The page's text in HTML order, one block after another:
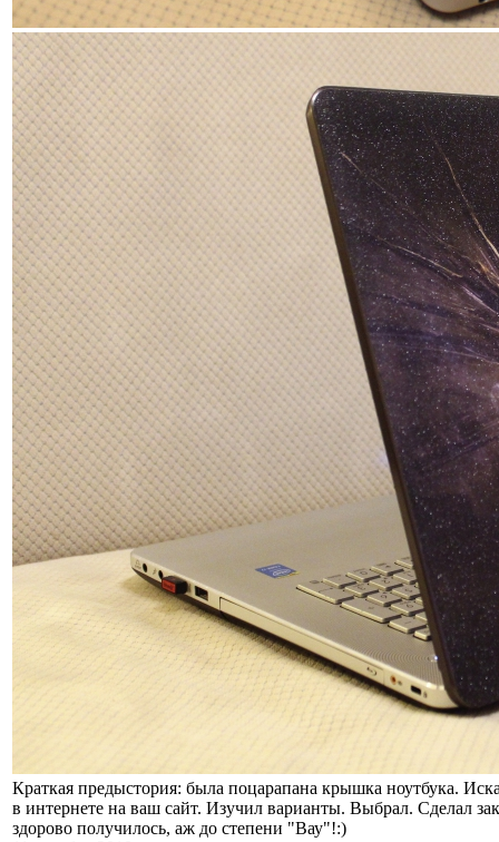
Краткая предыстория: была поцарапана крышка ноутбука.
в интернете на ваш сайт. Изучил варианты. Выбрал. Сделал
здорово получилось, аж до степени "Вау"!:)